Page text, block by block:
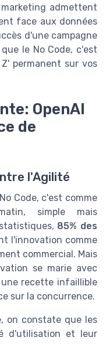
marketing admettent
face aux données
d'une campagne
le No Code, c'est
permanent sur vos
OpenAI
de
l'Agilité
Code, c'est comme
simple mais
85% des
l'innovation comme
commercial. Mais
se marie avec
recette infaillible
sur la concurrence.
on constate que les
d'utilisation et leur